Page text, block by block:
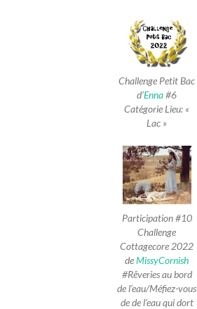
Challenge Petit Bac
d’Enna#6
Catégorie Lieu: «
Lac »
Participation #10
Challenge
Cottagecore 2022
deMissyCornish
#Rêveries au bord
de l’eau/Méfiez-vous
de de l’eau qui dort